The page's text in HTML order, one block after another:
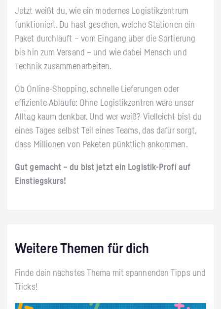
Jetzt weißt du, wie ein modernes Logistikzentrum
funktioniert. Du hast gesehen, welche Stationen ein
Paket durchläuft – vom Eingang über die Sortierung
bis hin zum Versand – und wie dabei Mensch und
Technik zusammenarbeiten.
Ob Online-Shopping, schnelle Lieferungen oder
effiziente Abläufe: Ohne Logistikzentren wäre unser
Alltag kaum denkbar. Und wer weiß? Vielleicht bist du
eines Tages selbst Teil eines Teams, das dafür sorgt,
dass Millionen von Paketen pünktlich ankommen.
Gut gemacht – du bist jetzt ein Logistik-Profi auf
Einstiegskurs!
Weitere Themen für dich
Finde dein nächstes Thema mit spannenden Tipps und
Tricks!